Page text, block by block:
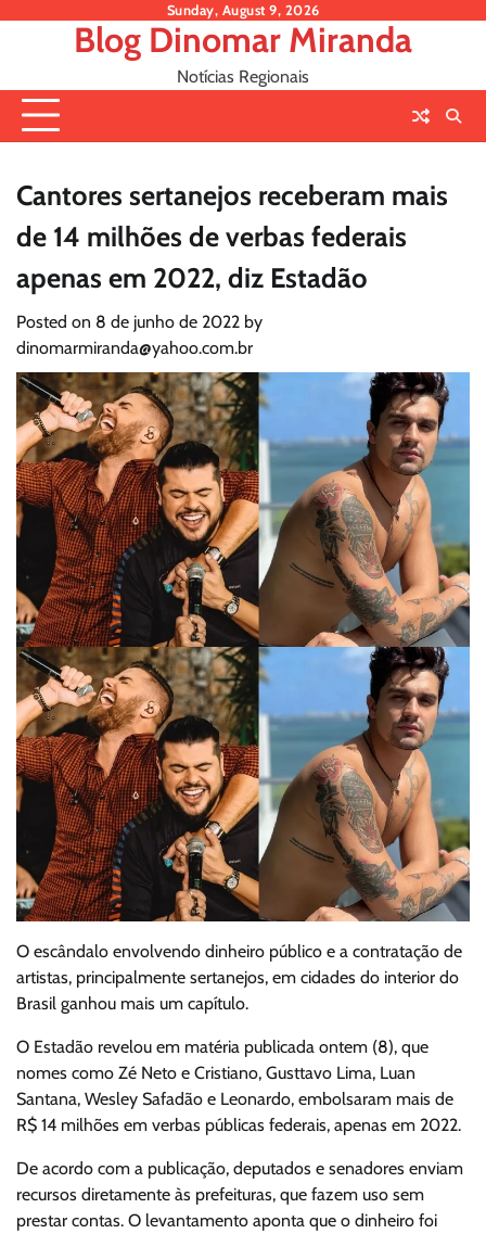
Sunday, August 9, 2026
Blog Dinomar Miranda
Notícias Regionais
Cantores sertanejos receberam mais
de 14 milhões de verbas federais
apenas em 2022, diz Estadão
Posted on 8 de junho de 2022 by
dinomarmiranda@yahoo.com.br
O escândalo envolvendo dinheiro público e a contratação de
artistas, principalmente sertanejos, em cidades do interior do
Brasil ganhou mais um capítulo.
O Estadão revelou em matéria publicada ontem (8), que
nomes como Zé Neto e Cristiano, Gusttavo Lima, Luan
Santana, Wesley Safadão e Leonardo, embolsaram mais de
R$ 14 milhões em verbas públicas federais, apenas em 2022.
De acordo com a publicação, deputados e senadores enviam
recursos diretamente às prefeituras, que fazem uso sem
prestar contas. O levantamento aponta que o dinheiro foi